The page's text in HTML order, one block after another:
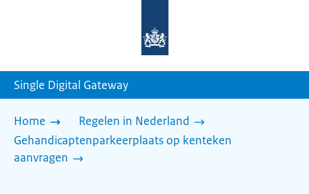
homepage
Single Digital Gateway
Home
Regelen in Nederland
Gehandicaptenparkeerplaats op kenteken
aanvragen